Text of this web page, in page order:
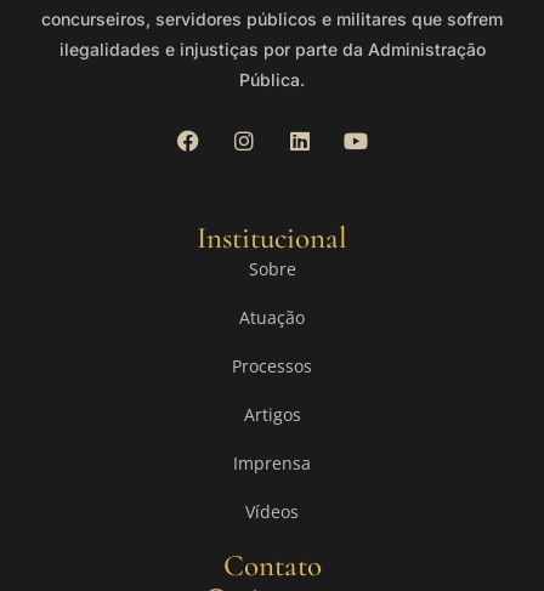
concurseiros, servidores públicos e militares que sofrem
ilegalidades e injustiças por parte da Administração
Pública.
Institucional
Sobre
Atuação
Processos
Artigos
Imprensa
Vídeos
Contato